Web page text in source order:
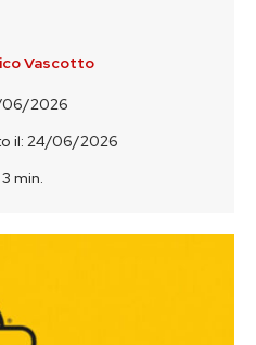
Vascotto
2026
il: 24/06/2026
3 min.